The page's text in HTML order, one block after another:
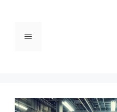
القائمة